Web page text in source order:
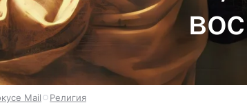
Mail Религия